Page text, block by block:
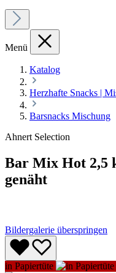
Menü
Katalog
Herzhafte Snacks |
Barsnacks Mischung
Ahnert Selection
Bar Mix Hot 2,5
genäht
Bildergalerie überspringen
in Papiertüte